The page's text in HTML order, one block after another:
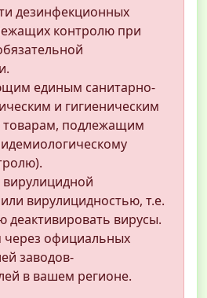
дезинфекционных
контролю при
единым санитарно-
и гигиеническим
товарам, подлежащим
вирулицидностью, т.е.
деактивировать вирусы.
через официальных
заводов-
в вашем регионе.